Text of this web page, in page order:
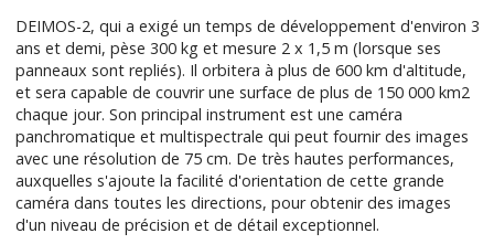
DEIMOS-2, qui a exigé un temps de développement d'environ 3
ans et demi, pèse 300 kg et mesure 2 x 1,5 m (lorsque ses
panneaux sont repliés). Il orbitera à plus de 600 km d'altitude,
et sera capable de couvrir une surface de plus de 150 000 km2
chaque jour. Son principal instrument est une caméra
panchromatique et multispectrale qui peut fournir des images
avec une résolution de 75 cm. De très hautes performances,
auxquelles s'ajoute la facilité d'orientation de cette grande
caméra dans toutes les directions, pour obtenir des images
d'un niveau de précision et de détail exceptionnel.